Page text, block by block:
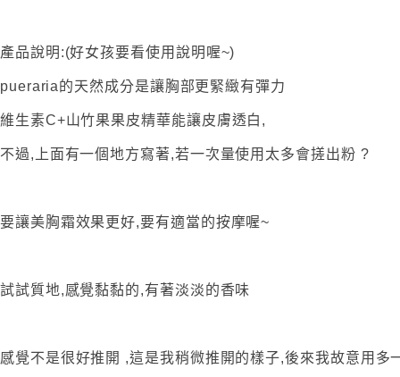
產品說明:(好女孩要看使用說明喔~)
pueraria的天然成分是讓胸部更緊緻有彈力
維生素C+山竹果果皮精華能讓皮膚透白,
不過,上面有一個地方寫著,若一次量使用太多會搓出粉 ?
要讓美胸霜效果更好,要有適當的按摩喔~
試試質地,感覺黏黏的,有著淡淡的香味
感覺不是很好推開 ,這是我稍微推開的樣子,後來我故意用多